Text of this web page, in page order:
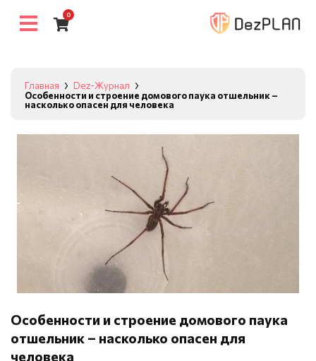
0
Главная
Dez-Журнал
Особенности и строение домового паука отшельник –
насколько опасен для человека
Особенности и строение домового паука
отшельник – насколько опасен для
человека